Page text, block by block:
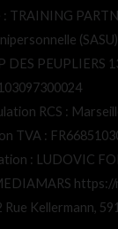
TRAINING
(SASU)
DES PEUPLIERS
RCS :
TVA :
: LUDOVIC
Kellermann,